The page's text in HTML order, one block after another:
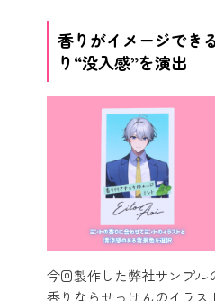
香りがイメージでき
り“没入感”を演出
今回製作した弊社サンプル
香りならせっけんのイラス